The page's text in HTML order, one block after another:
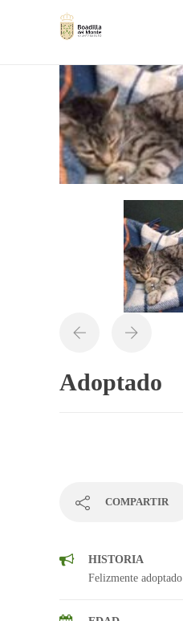
Adoptado
COMPARTIR
HISTORIA
Felizmente adoptado